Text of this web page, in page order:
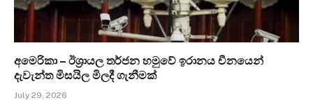
අමෙරිකා – ඊශ්‍රායල තර්ජන හමුවේ ඉරානය චීනයෙන්
දැවැන්ත මිසයිල මිලදී ගැනීමක්
July 29, 2026